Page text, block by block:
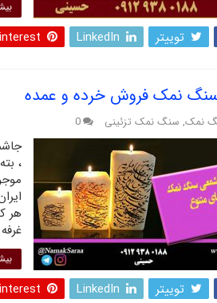
توییتر LinkedIn
نمک فروش خرده و عمده
نمک, سنگ نمک تزئینی 0
،
هر
توییتر LinkedIn